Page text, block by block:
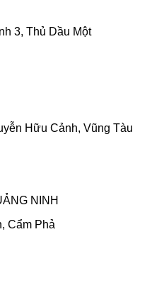
3, Thủ Dầu Một
Hữu Cảnh, Vũng Tàu
NINH
Cẩm Phả